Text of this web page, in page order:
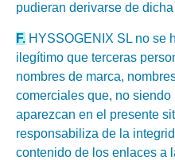
pudieran derivarse de
F. HYSSOGENIX SL no se
ilegítimo que terceras
nombres de marca,
comerciales que, no
aparezcan en el presente
responsabiliza de la
contenido de los enlaces a